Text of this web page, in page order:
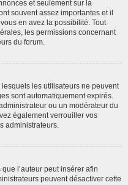
et seulement sur la
souvent assez importantes et il
en avez la possibilité. Tout
les permissions concernant
du forum.
les utilisateurs ne peuvent
sont automatiquement expirés.
ou un modérateur du
également verrouiller vos
administrateurs.
l’auteur peut insérer afin
peuvent désactiver cette